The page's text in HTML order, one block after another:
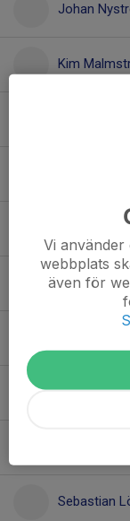
Johan
Kim
Niklas
Niklas
Pär Bäcker
Sebastian
Vi
webbplats
även för